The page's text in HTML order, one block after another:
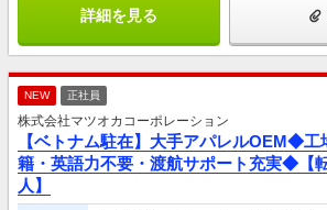
詳細を見る
NEW 正社員
株式会社マツオカコーポレーション
【ベトナム駐在】大手アパレルOEM◆
籍・英語力不要・渡航サポート充実◆【
人】